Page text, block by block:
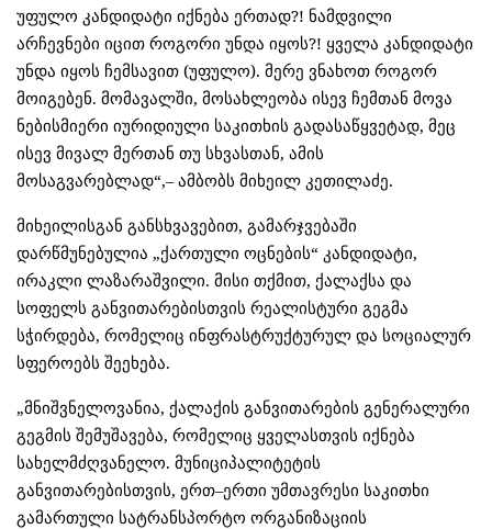
უფულო კანდიდატი იქნება ერთად?! ნამდვილი
არჩევნები იცით როგორი უნდა იყოს?! ყველა კანდიდატი
უნდა იყოს ჩემსავით (უფულო). მერე ვნახოთ როგორ
მოიგებენ. მომავალში, მოსახლეობა ისევ ჩემთან მოვა
ნებისმიერი იურიდიული საკითხის გადასაწყვეტად, მეც
ისევ მივალ მერთან თუ სხვასთან, ამის
მოსაგვარებლად“,– ამბობს მიხეილ კეთილაძე.
მიხეილისგან განსხვავებით, გამარჯვებაში
დარწმუნებულია „ქართული ოცნების“ კანდიდატი,
ირაკლი ლაზარაშვილი. მისი თქმით, ქალაქსა და
სოფელს განვითარებისთვის რეალისტური გეგმა
სჭირდება, რომელიც ინფრასტრუქტურულ და სოციალურ
სფეროებს შეეხება.
„მნიშვნელოვანია, ქალაქის განვითარების გენერალური
გეგმის შემუშავება, რომელიც ყველასთვის იქნება
სახელმძღვანელო. მუნიციპალიტეტის
განვითარებისთვის, ერთ–ერთი უმთავრესი საკითხი
გამართული სატრანსპორტო ორგანიზაციის